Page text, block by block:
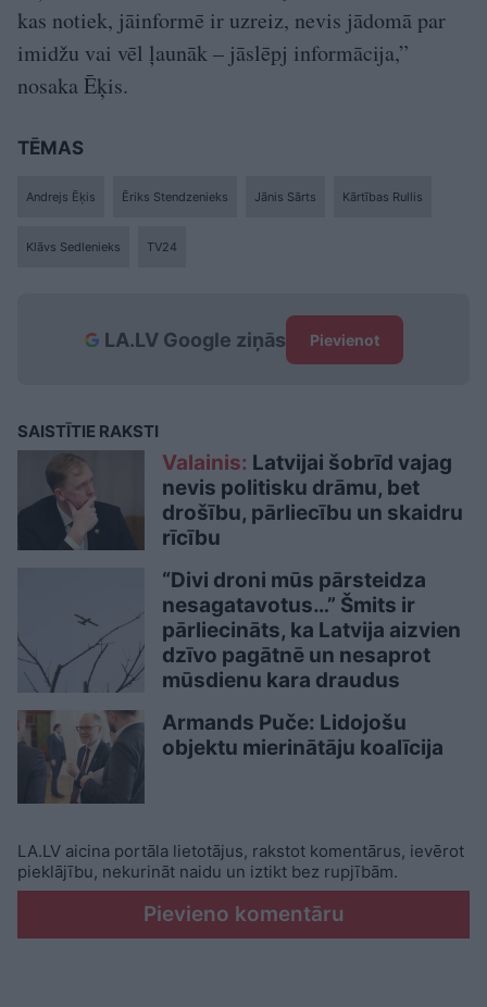
kas notiek, jāinformē ir uzreiz, nevis jādomā par
imidžu vai vēl ļaunāk – jāslēpj informācija,”
nosaka Ēķis.
TĒMAS
Andrejs Ēķis Ēriks Stendzenieks Jānis Sārts Kārtības Rullis
Klāvs Sedlenieks TV24
LA.LV Google ziņās Pievienot
SAISTĪTIE RAKSTI
Valainis: Latvijai šobrīd vajag
nevis politisku drāmu, bet
drošību, pārliecību un skaidru
rīcību
“Divi droni mūs pārsteidza
nesagatavotus…” Šmits ir
pārliecināts, ka Latvija aizvien
dzīvo pagātnē un nesaprot
mūsdienu kara draudus
Armands Puče: Lidojošu
objektu mierinātāju koalīcija
LA.LV aicina portāla lietotājus, rakstot komentārus, ievērot
pieklājību, nekurināt naidu un iztikt bez rupjībām.
Pievieno komentāru